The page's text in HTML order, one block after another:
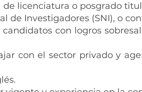
licenciatura o posgrado
de Investigadores (SNI), o
con logros
con el sector privado y